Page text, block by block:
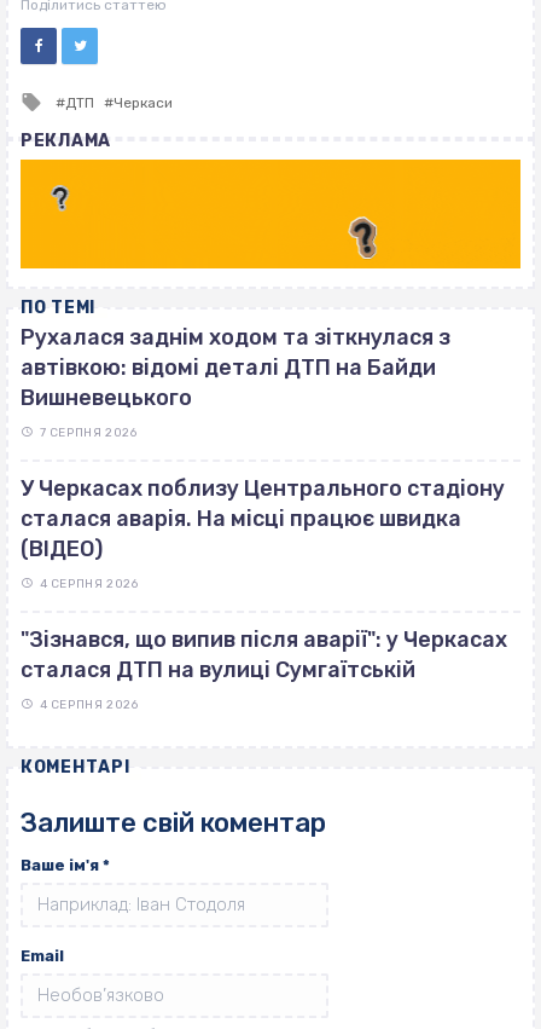
Поділитись статтею
Tagged
ДТП Черкаси
РЕКЛАМА
ПО ТЕМІ
Рухалася заднім ходом та зіткнулася з
автівкою: відомі деталі ДТП на Байди
Вишневецького
7 СЕРПНЯ 2026
У Черкасах поблизу Центрального стадіону
сталася аварія. На місці працює швидка
(ВІДЕО)
4 СЕРПНЯ 2026
"Зізнався, що випив після аварії": у Черкасах
сталася ДТП на вулиці Сумгаїтській
4 СЕРПНЯ 2026
КОМЕНТАРІ
Залиште свій коментар
Ваше ім'я *
Email